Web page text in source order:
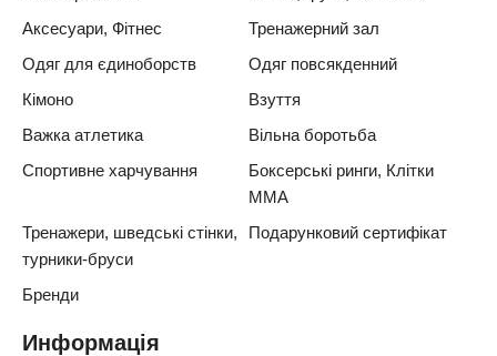
Аксесуари, Фітнес
Тренажерний зал
Одяг для єдиноборств
Одяг повсякденний
Кімоно
Взуття
Важка атлетика
Вільна боротьба
Спортивне харчування
Боксерські ринги, Клітки
ММА
Тренажери, шведські стінки,
турники-бруси
Подарунковий сертифікат
Бренди
Информація